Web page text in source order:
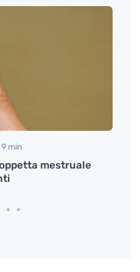
9 min
mestruale